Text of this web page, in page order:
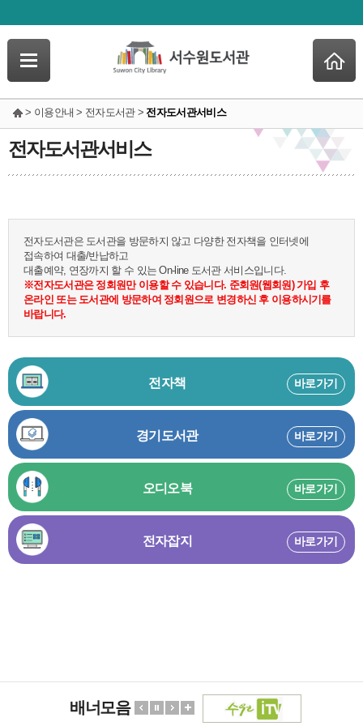
> 이용안내 > 전자도서관 > 전자도서관서비스
전자도서관서비스
전자도서관은 도서관을 방문하지 않고 다양한 전자책을 인터넷에
접속하여 대출/반납하고
대출예약, 연장까지 할 수 있는 On-line 도서관 서비스입니다.
※전자도서관은 정회원만 이용할 수 있습니다. 준회원(웹회원) 가입 후
온라인 또는 도서관에 방문하여 정회원으로 변경하신 후 이용하시기를
바랍니다.
전자책 바로가기
경기도서관 바로가기
오디오북 바로가기
전자잡지 바로가기
배너모음